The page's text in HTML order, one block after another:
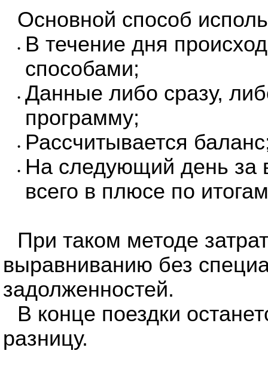
Основной способ
•
В течение дня
способами;
• Данные либо сразу,
программу;
• Рассчитывается
•
На следующий день за
всего в плюсе по
При таком методе
выравниванию без
задолженностей.
В конце поездки
разницу.